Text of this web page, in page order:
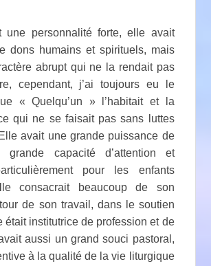
une personnalité forte, elle avait
dons humains et spirituels, mais
abrupt qui ne la rendait pas
cependant, j’ai toujours eu le
« Quelqu’un » l’habitait et la
qui ne se faisait pas sans luttes
avait une grande puissance de
grande capacité d’attention et
pour les enfants
consacrait beaucoup de son
de son travail, dans le soutien
était institutrice de profession et de
aussi un grand souci pastoral,
à la qualité de la vie liturgique